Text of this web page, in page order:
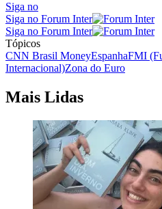
Siga no
Siga no Forum Inter
Siga no Forum Inter
Tópicos
CNN Brasil MoneyEspanhaFMI
Internacional)Zona do Euro
Mais Lidas